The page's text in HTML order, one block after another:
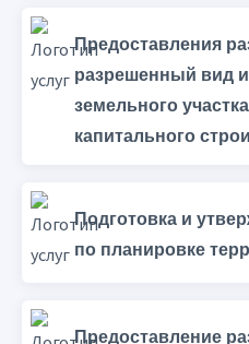
Предоставления
разрешенный вид
земельного
капитального
Подготовка и
по планировке
Предоставление